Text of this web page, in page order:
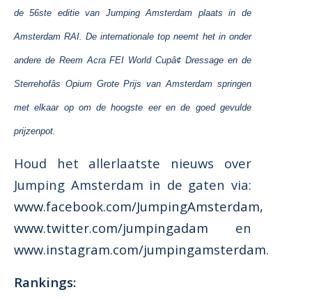
de 56ste editie van Jumping Amsterdam plaats in de
Amsterdam RAI. De internationale top neemt het in onder
andere de Reem Acra FEI World Cupâ¢ Dressage en de
Sterrehofâs Opium Grote Prijs van Amsterdam springen
met elkaar op om de hoogste eer en de goed gevulde
prijzenpot.
Houd het allerlaatste nieuws over
Jumping Amsterdam in de gaten via:
www.facebook.com/JumpingAmsterdam,
www.twitter.com/jumpingadam en
www.instagram.com/jumpingamsterdam.
Rankings: